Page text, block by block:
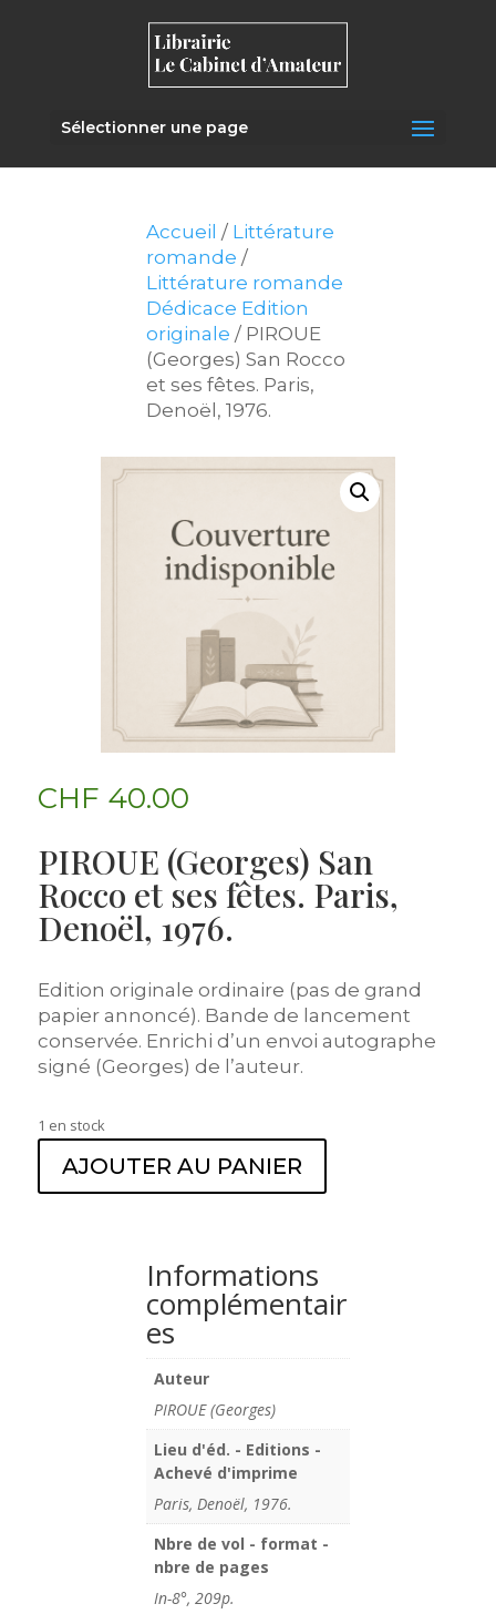
Sélectionner une page
Accueil / Littérature
romande /
Littérature romande
Dédicace Edition
originale / PIROUE
(Georges) San Rocco
et ses fêtes. Paris,
Denoël, 1976.
CHF 40.00
PIROUE (Georges) San
Rocco et ses fêtes. Paris,
Denoël, 1976.
Edition originale ordinaire (pas de grand
papier annoncé). Bande de lancement
conservée. Enrichi d’un envoi autographe
signé (Georges) de l’auteur.
1 en stock
AJOUTER AU PANIER
Informations
complémentair
es
Auteur
PIROUE (Georges)
Lieu d'éd. - Editions -
Achevé d'imprime
Paris, Denoël, 1976.
Nbre de vol - format -
nbre de pages
In-8°, 209p.